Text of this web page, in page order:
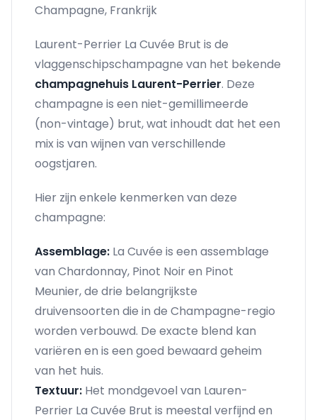
Champagne, Frankrijk
Laurent-Perrier La Cuvée Brut is de
vlaggenschipschampagne van het bekende
champagnehuis Laurent-Perrier. Deze
champagne is een niet-gemillimeerde
(non-vintage) brut, wat inhoudt dat het een
mix is van wijnen van verschillende
oogstjaren.
Hier zijn enkele kenmerken van deze
champagne:
Assemblage: La Cuvée is een assemblage
van Chardonnay, Pinot Noir en Pinot
Meunier, de drie belangrijkste
druivensoorten die in de Champagne-regio
worden verbouwd. De exacte blend kan
variëren en is een goed bewaard geheim
van het huis.
Textuur: Het mondgevoel van Lauren-
Perrier La Cuvée Brut is meestal verfijnd en